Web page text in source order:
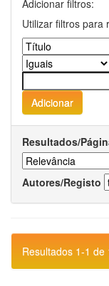
Adicionar filtros:
Utilizar filtros para
Resultados/
Autores/Registo
Resultados 1-1 de